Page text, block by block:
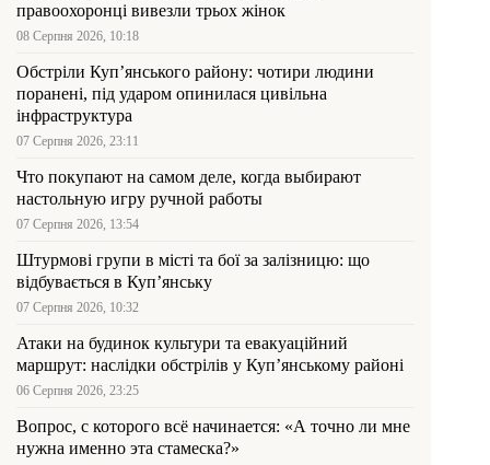
правоохоронці вивезли трьох жінок
08 Серпня 2026, 10:18
Обстріли Куп’янського району: чотири людини
поранені, під ударом опинилася цивільна
інфраструктура
07 Серпня 2026, 23:11
Что покупают на самом деле, когда выбирают
настольную игру ручной работы
07 Серпня 2026, 13:54
Штурмові групи в місті та бої за залізницю: що
відбувається в Куп’янську
07 Серпня 2026, 10:32
Атаки на будинок культури та евакуаційний
маршрут: наслідки обстрілів у Куп’янському районі
06 Серпня 2026, 23:25
Вопрос, с которого всё начинается: «А точно ли мне
нужна именно эта стамеска?»